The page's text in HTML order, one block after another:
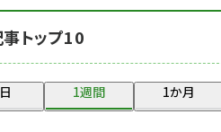
drupal (1956)
genai (1484)
abc123 (1360)
トップ10
1週間 1か月